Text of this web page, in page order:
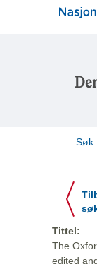
Søk
Tittel:
The
edited